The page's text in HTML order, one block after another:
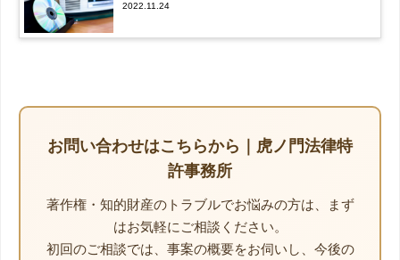
2022.11.24
お問い合わせはこちらから｜虎ノ門法律特
許事務所
著作権・知的財産のトラブルでお悩みの方は、まず
はお気軽にご相談ください。
初回のご相談では、事案の概要をお伺いし、今後の